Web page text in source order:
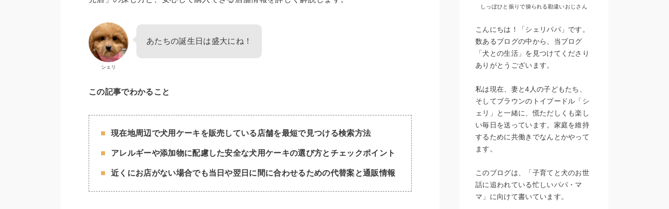
シェリ
あたちの誕生日は盛大にね！
この記事でわかること
現在地周辺で犬用ケーキを販売している店舗を最短で見つける検索方法
アレルギーや添加物に配慮した安全な犬用ケーキの選び方とチェックポイント
近くにお店がない場合でも当日や翌日に間に合わせるための代替案と通販情報
しっぽひと振りで操られる勘違いおじさん
こんにちは！「シェリパパ」です。
数あるブログの中から、当ブログ
「犬との生活」を見つけてくださり
ありがとうございます。
私は現在、妻と4人の子どもたち、
そしてブラウンのトイプードル「シ
ェリ」と一緒に、慌ただしくも楽し
い毎日を送っています。家庭を維持
するために共働きでなんとかやって
ます。
このブログは、「子育てと犬のお世
話に追われている忙しいパパ・マ
マ」に向けて書いています。